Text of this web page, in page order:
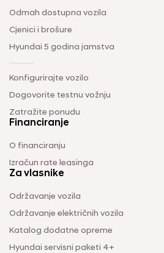
Odmah dostupna vozila
Cjenici i brošure
Hyundai 5 godina jamstva
Konfigurirajte vozilo
Dogovorite testnu vožnju
Zatražite ponudu
Financiranje
O financiranju
Izračun rate leasinga
Za vlasnike
Održavanje vozila
Održavanje električnih vozila
Katalog dodatne opreme
Hyundai servisni paketi 4+